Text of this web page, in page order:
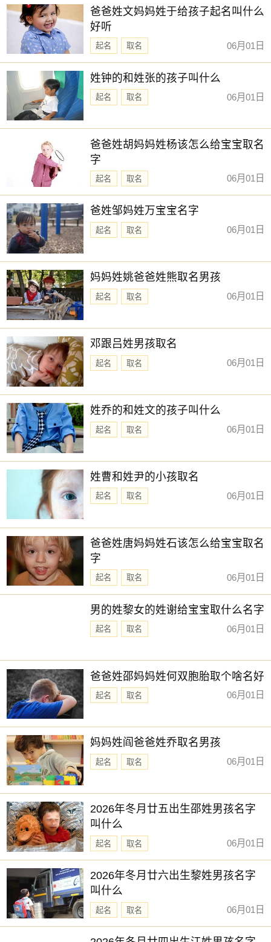
爸爸姓文妈妈姓于给孩子起名叫什么
好听
起名 取名 06月01日
姓钟的和姓张的孩子叫什么
起名 取名 06月01日
爸爸姓胡妈妈姓杨该怎么给宝宝取名
字
起名 取名 06月01日
爸姓邹妈姓万宝宝名字
起名 取名 06月01日
妈妈姓姚爸爸姓熊取名男孩
起名 取名 06月01日
邓跟吕姓男孩取名
起名 取名 06月01日
姓乔的和姓文的孩子叫什么
起名 取名 06月01日
姓曹和姓尹的小孩取名
起名 取名 06月01日
爸爸姓唐妈妈姓石该怎么给宝宝取名
字
起名 取名 06月01日
男的姓黎女的姓谢给宝宝取什么名字
起名 取名 06月01日
爸爸姓邵妈妈姓何双胞胎取个啥名好
起名 取名 06月01日
妈妈姓阎爸爸姓乔取名男孩
起名 取名 06月01日
2026年冬月廿五出生邵姓男孩名字
叫什么
起名 取名 06月01日
2026年冬月廿六出生黎姓男孩名字
叫什么
起名 取名 06月01日